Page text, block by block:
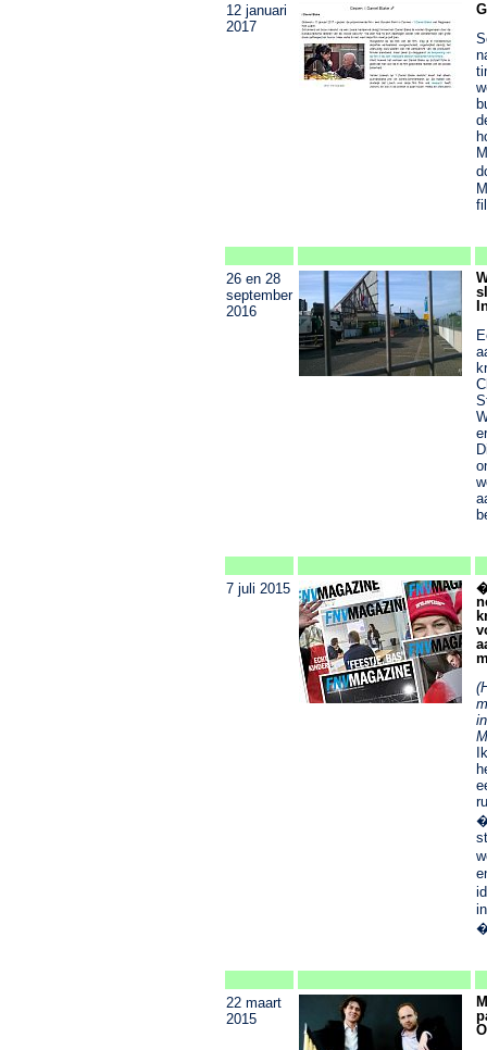
12 januari
2017
26 en 28
september
2016
7 juli 2015
22 maart
2015